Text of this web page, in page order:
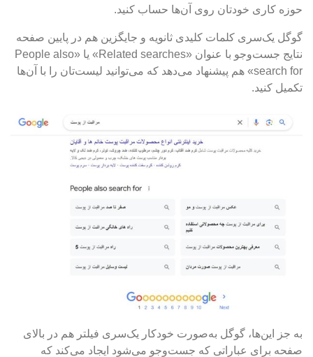
حوزه کاری‌ خودتان روی آن‌ها حساب کنید.
گوگل یک‌سری کلمات کلیدی ثانویه و جایگزین هم در پایین صفحه
نتایج جست‌‌وجو با عنوان «Related searches» یا «People also
search for» هم پیشنهاد می‌دهد که می‌توانید لیست‌تان را با آن‌ها
تکمیل کنید.
به جز این‌ها، گوگل به‌صورت خودکار یک‌سری فیلتر هم در بالای
صفحه برای عباراتی که جست‌وجو می‌شود ایجاد می‌‌کند که